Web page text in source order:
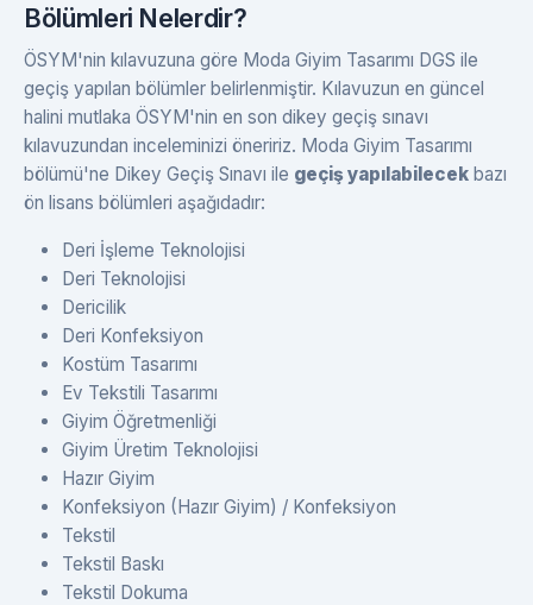
Bölümleri Nelerdir?
ÖSYM'nin kılavuzuna göre Moda Giyim Tasarımı DGS ile
geçiş yapılan bölümler belirlenmiştir. Kılavuzun en güncel
halini mutlaka ÖSYM'nin en son dikey geçiş sınavı
kılavuzundan inceleminizi öneririz. Moda Giyim Tasarımı
bölümü'ne Dikey Geçiş Sınavı ile geçiş yapılabilecek bazı
ön lisans bölümleri aşağıdadır:
Deri İşleme Teknolojisi
Deri Teknolojisi
Dericilik
Deri Konfeksiyon
Kostüm Tasarımı
Ev Tekstili Tasarımı
Giyim Öğretmenliği
Giyim Üretim Teknolojisi
Hazır Giyim
Konfeksiyon (Hazır Giyim) / Konfeksiyon
Tekstil
Tekstil Baskı
Tekstil Dokuma